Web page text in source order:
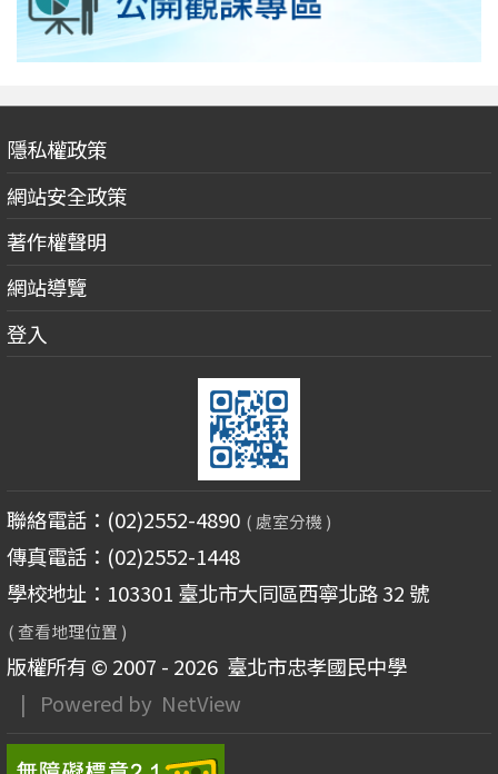
隱私權政策
網站安全政策
著作權聲明
網站導覽
登入
聯絡電話：(02)2552-4890 ( 處室分機 )
傳真電話：(02)2552-1448
學校地址：103301 臺北市大同區西寧北路 32 號
( 查看地理位置 )
版權所有 © 2007 - 2026臺北市忠孝國民中學
| Powered by NetView